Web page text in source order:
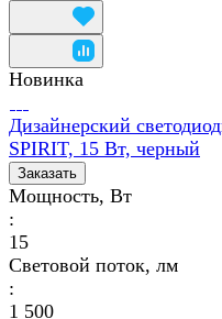
Новинка
Дизайнерский
SPIRIT, 15 Вт, черный
Заказать
Мощность, Вт
:
15
Световой поток, лм
:
1 500